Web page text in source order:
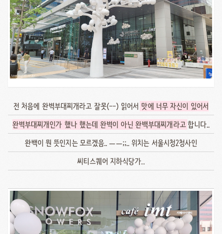
전 처음에 완벽부대찌개라고 잘못(--) 읽어서 맛에 너무 자신이 있어서
완벽부대찌개인가 했나 했는데 완벽이 아닌 완백부대찌개라고합니다..
완백이 뭔 뜻인지는 모르겠음.. ㅡㅡ;;.. 위치는 서울시청2청사인
씨티스퀘어 지하식당가..